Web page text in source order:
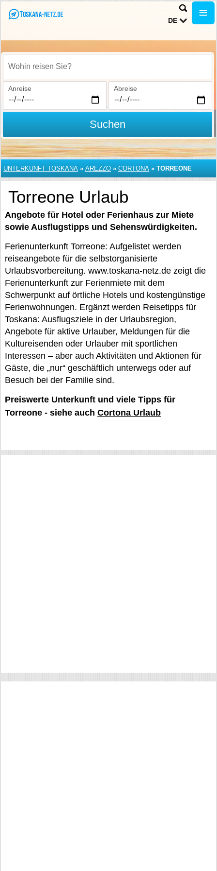
DE
Wohin reisen Sie?
Anreise Abreise
Suchen
UNTERKUNFT TOSKANA » AREZZO » CORTONA » TORREONE
Torreone Urlaub
Angebote für Hotel oder Ferienhaus zur Miete
sowie Ausflugstipps und Sehenswürdigkeiten.
Ferienunterkunft Torreone: Aufgelistet werden
reiseangebote für die selbstorganisierte
Urlaubsvorbereitung. www.toskana-netz.de zeigt die
Ferienunterkunft zur Ferienmiete mit dem
Schwerpunkt auf örtliche Hotels und kostengünstige
Ferienwohnungen. Ergänzt werden Reisetipps für
Toskana: Ausflugsziele in der Urlaubsregion,
Angebote für aktive Urlauber, Meldungen für die
Kultureisenden oder Urlauber mit sportlichen
Interessen – aber auch Aktivitäten und Aktionen für
Gäste, die „nur“ geschäftlich unterwegs oder auf
Besuch bei der Familie sind.
Preiswerte Unterkunft und viele Tipps für
Torreone - siehe auch Cortona Urlaub